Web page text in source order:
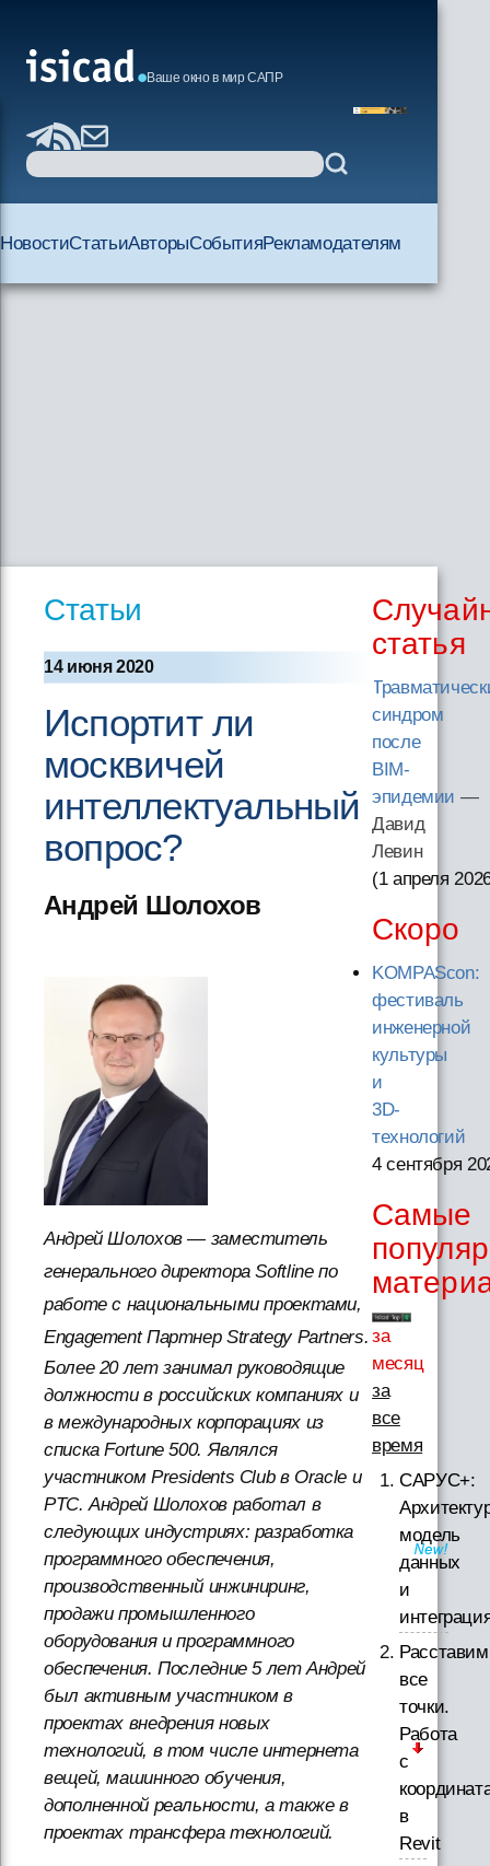
Ваше окно в мир САПР
НовостиСтатьиАвторыСобытияРекламодателям
Статьи
14 июня 2020
Испортит ли
москвичей
интеллектуальный
вопрос?
Андрей Шолохов
Андрей Шолохов — заместитель
генерального директора Softline по
работе с национальными проектами,
Engagement Партнер Strategy Partners.
Более 20 лет занимал руководящие
должности в российских компаниях и
в международных корпорациях из
списка Fortune 500. Являлся
участником Presidents Club в Oracle и
PTC. Андрей Шолохов работал в
следующих индустриях: разработка
программного обеспечения,
производственный инжиниринг,
продажи промышленного
оборудования и программного
обеспечения. Последние 5 лет Андрей
был активным участником в
проектах внедрения новых
технологий, в том числе интернета
вещей, машинного обучения,
дополненной реальности, а также в
проектах трансфера технологий.
статья
синдром
после
BIM-
эпидемии —
Давид
Левин
(1 апреля
Скоро
KOMPAScon:
фестиваль
инженерной
культуры
и
3D-
технологий
4 сентября
Самые
за
месяц
за
все
время
САРУС+:
модель
данных
и
Расставим
все
точки.
Работа
с
в
Revit